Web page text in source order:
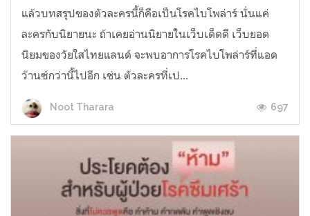
แล้วบทสรุปของตัวละครนี้ก็คือเป็นโรคไบโพล่าร์ นั่นแค่
ละครกับนิยายนะ ถ้าเคยอ่านนิยายในเว็บเด็ดดี เว็บยอด
นิยมของวัยใสไทยแลนด์ จะพบอาการโรคไบโพล่าร์ที่แอด
ว๊านซ์กว่านี้ไปอีก เช่น ตัวละครที่เป...
Noot Tharara 697